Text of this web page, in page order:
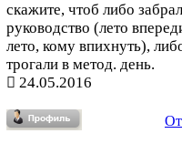
скажите, чтоб либо
руководство (лето
лето, кому впихнуть),
трогали в метод. день.
24.05.2016